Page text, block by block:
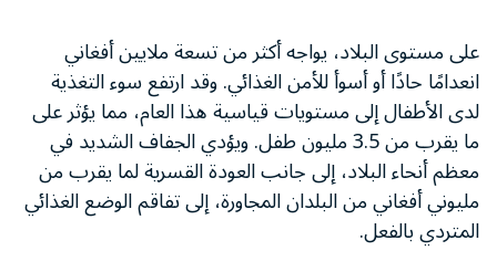
على مستوى البلاد، يواجه أكثر من تسعة ملايين أفغاني
انعدامًا حادًا أو أسوأ للأمن الغذائي. وقد ارتفع سوء التغذية
لدى الأطفال إلى مستويات قياسية هذا العام، مما يؤثر على
ما يقرب من 3.5 مليون طفل. ويؤدي الجفاف الشديد في
معظم أنحاء البلاد، إلى جانب العودة القسرية لما يقرب من
مليوني أفغاني من البلدان المجاورة، إلى تفاقم الوضع الغذائي
المتردي بالفعل.